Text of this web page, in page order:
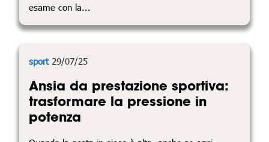
esame con la...
sport29/07/25
Ansia da prestazione sportiva:
trasformare la pressione in
potenza